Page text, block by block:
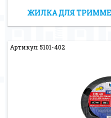
ЖИЛКА ДЛЯ
Артикул: 5101-402